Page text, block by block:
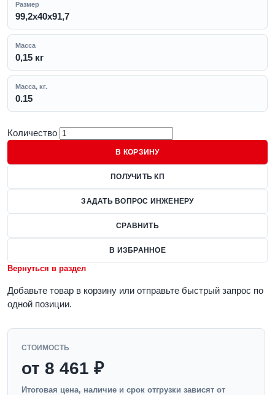
Размер
99,2x40x91,7
Масса
0,15 кг
Масса, кг.
0.15
Количество
В КОРЗИНУ
ПОЛУЧИТЬ КП
ЗАДАТЬ ВОПРОС ИНЖЕНЕРУ
СРАВНИТЬ
В ИЗБРАННОЕ
Вернуться в раздел
Добавьте товар в корзину или отправьте быстрый запрос по
одной позиции.
СТОИМОСТЬ
от 8 461 ₽
Итоговая цена, наличие и срок отгрузки зависят от